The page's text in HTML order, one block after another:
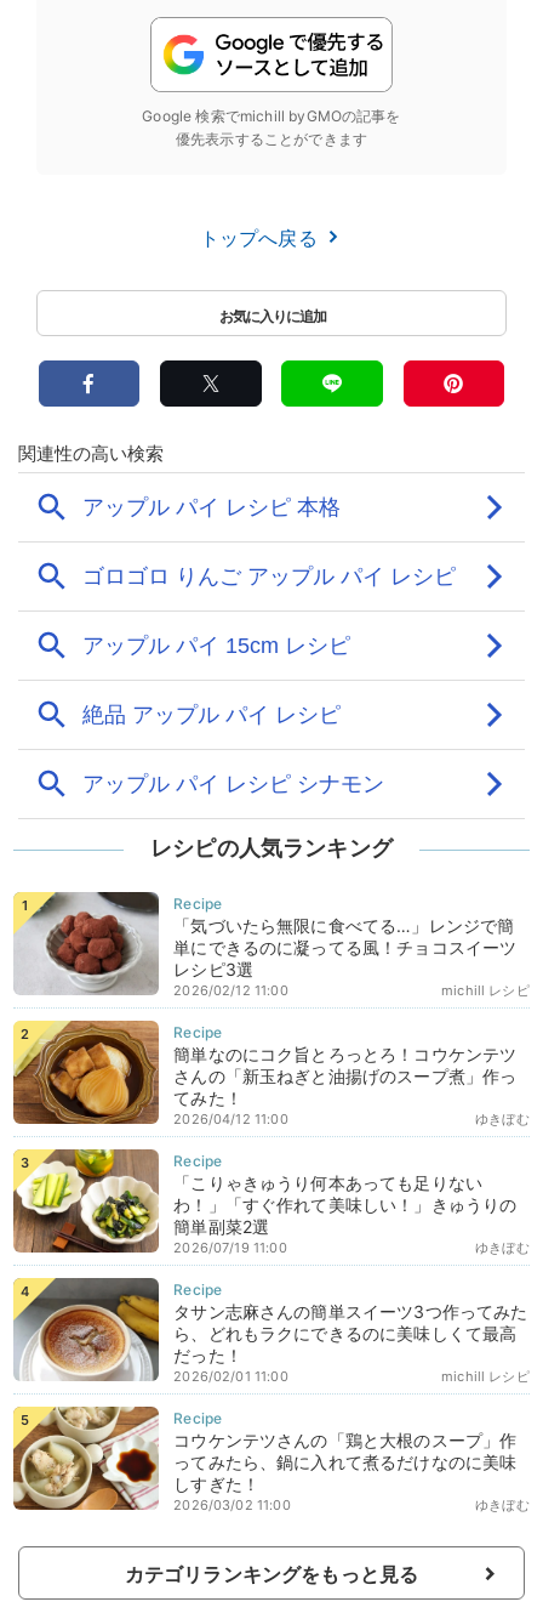
Google 検索でmichill byGMOの記事を
優先表示することができます
トップへ戻る
レシピの人気ランキング
「気づいたら無限に食べてる…」レンジで簡
単にできるのに凝ってる風！チョコスイーツ
レシピ3選
michill レシピ
2026/02/12 11:00
簡単なのにコク旨とろっとろ！コウケンテツ
さんの「新玉ねぎと油揚げのスープ煮」作っ
てみた！
ゆきぼむ
2026/04/12 11:00
「こりゃきゅうり何本あっても足りない
わ！」「すぐ作れて美味しい！」きゅうりの
簡単副菜2選
ゆきぼむ
2026/07/19 11:00
タサン志麻さんの簡単スイーツ3つ作ってみた
ら、どれもラクにできるのに美味しくて最高
だった！
michill レシピ
2026/02/01 11:00
コウケンテツさんの「鶏と大根のスープ」作
ってみたら、鍋に入れて煮るだけなのに美味
しすぎた！
ゆきぼむ
2026/03/02 11:00
カテゴリランキングをもっと見る